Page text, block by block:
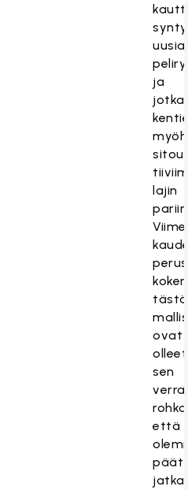
kautta
uusia
ja
jotka
kenties
lajin
pariin.
Viime
tästä
ovat
olleet
sen
verran
että
jatkaa